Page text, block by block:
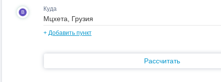
B Куда
+ Добавить пункт
Рассчитать